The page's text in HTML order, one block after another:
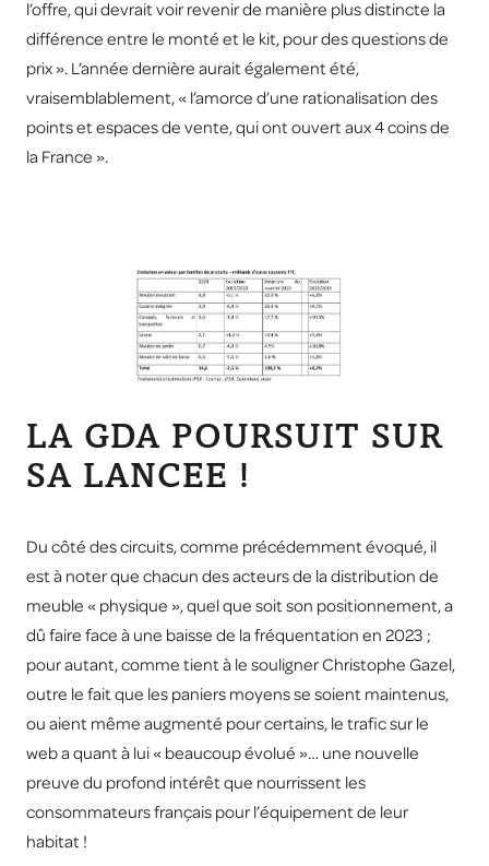
l’offre, qui devrait voir revenir de manière plus distincte la
différence entre le monté et le kit, pour des questions de
prix ». L’année dernière aurait également été,
vraisemblablement, « l’amorce d’une rationalisation des
points et espaces de vente, qui ont ouvert aux 4 coins de
la France ».
LA GDA POURSUIT SUR
SA LANCEE !
Du côté des circuits, comme précédemment évoqué, il
est à noter que chacun des acteurs de la distribution de
meuble « physique », quel que soit son positionnement, a
dû faire face à une baisse de la fréquentation en 2023 ;
pour autant, comme tient à le souligner Christophe Gazel,
outre le fait que les paniers moyens se soient maintenus,
ou aient même augmenté pour certains, le trafic sur le
web a quant à lui « beaucoup évolué »… une nouvelle
preuve du profond intérêt que nourrissent les
consommateurs français pour l’équipement de leur
habitat !